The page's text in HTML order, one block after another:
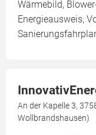
Wärmebild,
Energieausweis,
An der Kapelle 3,
Wollbrandshausen)